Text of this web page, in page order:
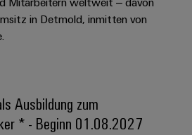
in Detmold, inmitten von
Ausbildung zum
* - Beginn 01.08.2027